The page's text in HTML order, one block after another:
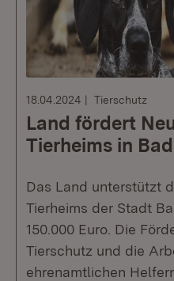
18.04.2024 Tierschutz
Land fördert
Tierheims in
Das Land unterstützt
Tierheims der Stadt
150.000 Euro. Die
Tierschutz und die
ehrenamtlichen